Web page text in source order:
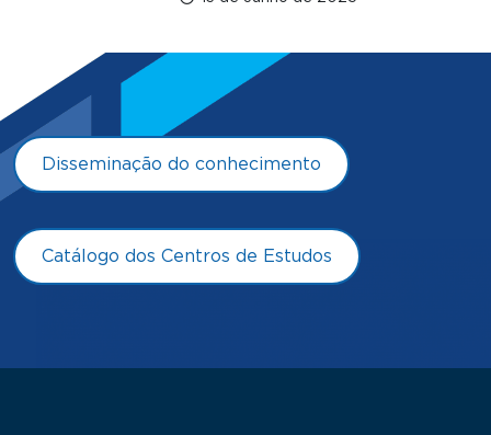
Disseminação do conhecimento
Catálogo dos Centros de Estudos